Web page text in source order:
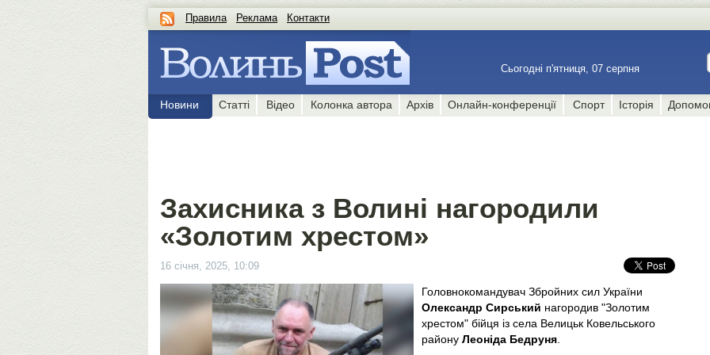
Правила Реклама Контакти
Сьогодні п'ятниця, 07 серпня
Новини Статті Відео Колонка автора Архів Онлайн-конференції Спорт Історія
Захисника з Волині нагородили
«Золотим хрестом»
16 січня, 2025, 10:09
Головнокомандувач Збройних сил України
Олександр Сирський нагородив "Золотим
хрестом" бійця із села Велицьк Ковельського
району Леоніда Бедруня